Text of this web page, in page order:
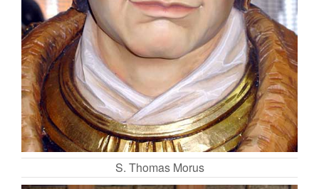
S. Thomas Morus